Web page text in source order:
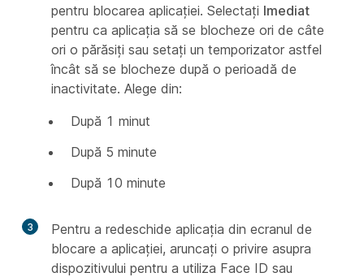
pentru blocarea aplicației. Selectați Imediat
pentru ca aplicația să se blocheze ori de câte
ori o părăsiți sau setați un temporizator astfel
încât să se blocheze după o perioadă de
inactivitate. Alege din:
După 1 minut
După 5 minute
După 10 minute
3
Pentru a redeschide aplicația din ecranul de
blocare a aplicației, aruncați o privire asupra
dispozitivului pentru a utiliza Face ID sau